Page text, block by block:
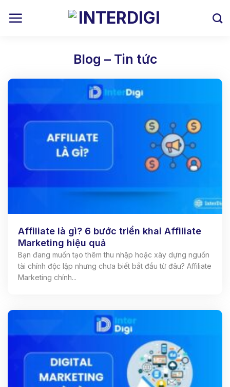
Blog – Tin tức
Affiliate là gì? 6 bước triển khai Affiliate
Marketing hiệu quả
Bạn đang muốn tạo thêm thu nhập hoặc xây dựng nguồn
tài chính độc lập nhưng chưa biết bắt đầu từ đâu? Affiliate
Marketing chính...